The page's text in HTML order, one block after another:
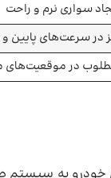
سواری نرم و راحت
در سرعت‌های پایین
در موقعیت‌های